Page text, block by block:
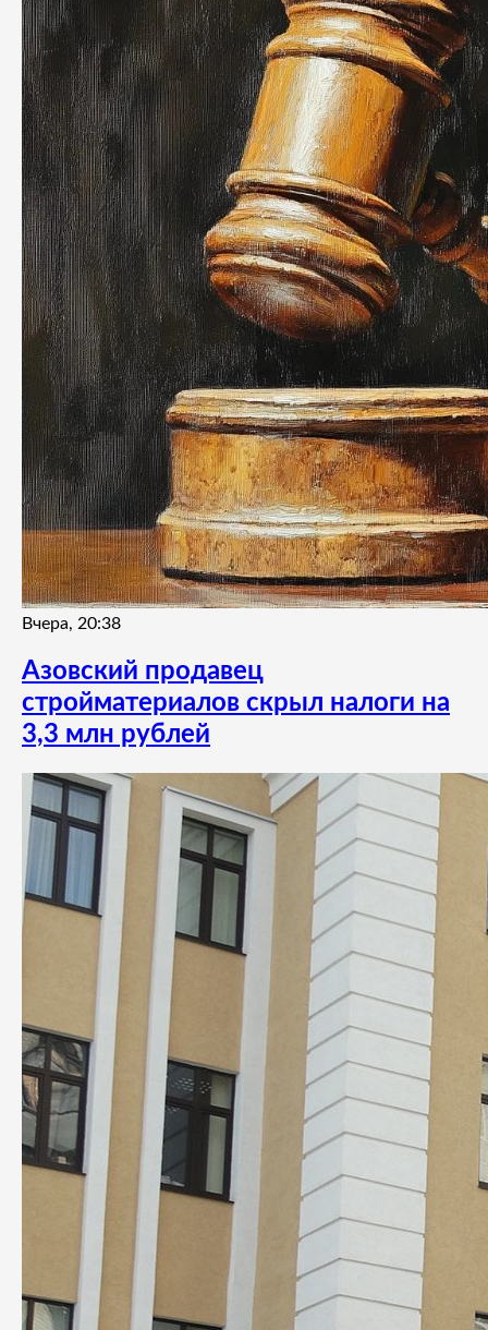
Вчера, 20:38
Азовский продавец
стройматериалов скрыл налоги на
3,3 млн рублей